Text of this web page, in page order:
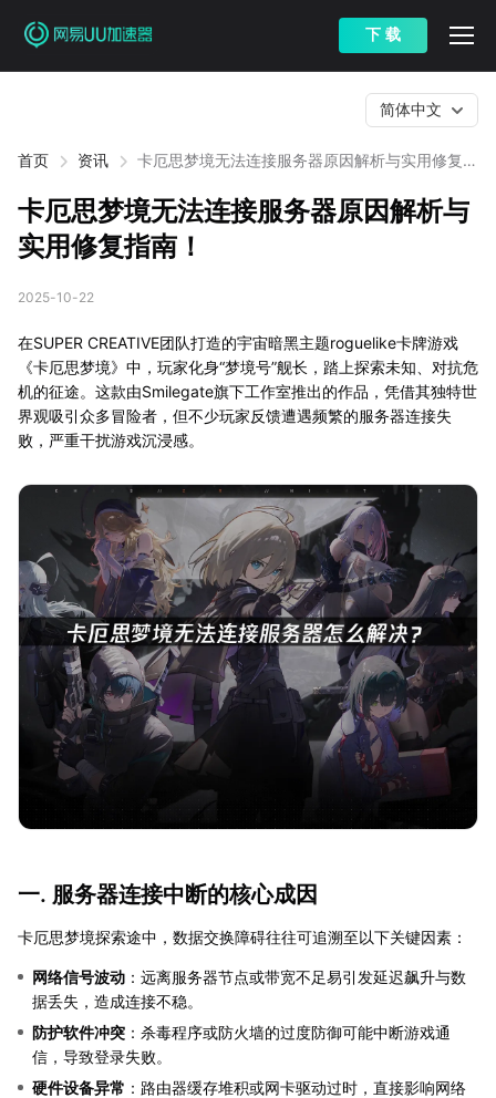
下 载
首页 资讯
卡厄思梦境无法连接服务器原因解析与实用修复指
简体中文
卡厄思梦境无法连接服务器原因解析与
实用修复指南！
2025-10-22
在SUPER CREATIVE团队打造的宇宙暗黑主题roguelike卡牌游戏
《卡厄思梦境》中，玩家化身“梦境号”舰长，踏上探索未知、对抗危
机的征途。这款由Smilegate旗下工作室推出的作品，凭借其独特世
界观吸引众多冒险者，但不少玩家反馈遭遇频繁的服务器连接失
败，严重干扰游戏沉浸感。
一. 服务器连接中断的核心成因
卡厄思梦境探索途中，数据交换障碍往往可追溯至以下关键因素：
网络信号波动 ：远离服务器节点或带宽不足易引发延迟飙升与数
据丢失，造成连接不稳。
防护软件冲突 ：杀毒程序或防火墙的过度防御可能中断游戏通
信，导致登录失败。
硬件设备异常 ：路由器缓存堆积或网卡驱动过时，直接影响网络